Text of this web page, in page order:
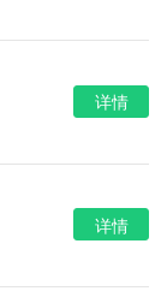
详情
详情